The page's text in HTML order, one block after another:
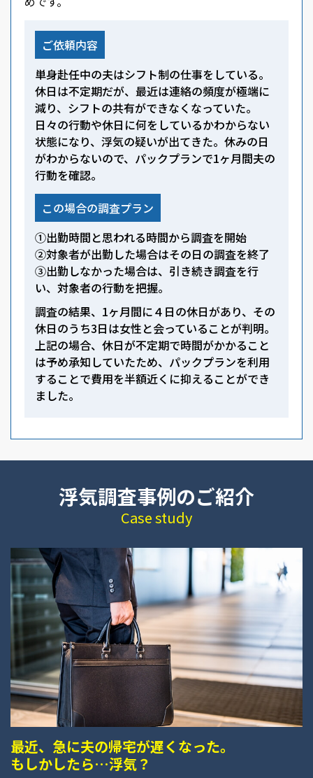
ご依頼内容
単身赴任中の夫はシフト制の仕事をしている。
休日は不定期だが、最近は連絡の頻度が極端に
減り、シフトの共有ができなくなっていた。
日々の行動や休日に何をしているかわからない
状態になり、浮気の疑いが出てきた。休みの日
がわからないので、パックプランで1ヶ月間夫の
行動を確認。
この場合の調査プラン
①出勤時間と思われる時間から調査を開始
②対象者が出勤した場合はその日の調査を終了
③出勤しなかった場合は、引き続き調査を行
い、対象者の行動を把握。
調査の結果、1ヶ月間に４日の休日があり、その
休日のうち3日は女性と会っていることが判明。
上記の場合、休日が不定期で時間がかかること
は予め承知していたため、パックプランを利用
することで費用を半額近くに抑えることができ
ました。
浮気調査事例のご紹介
Case study
最近、急に夫の帰宅が遅くなった。
もしかしたら…浮気？